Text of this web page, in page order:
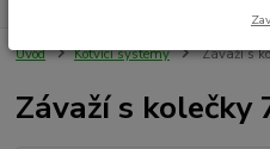
Úvod Kotvící systémy Závaží s
Závaží s kolečky